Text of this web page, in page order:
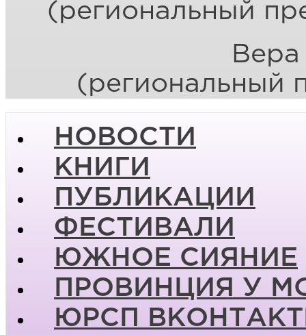
(региональный
(региональный
НОВОСТИ
КНИГИ
ПУБЛИКАЦИИ
ФЕСТИВАЛИ
ЮЖНОЕ СИЯНИЕ
ПРОВИНЦИЯ У
ЮРСП